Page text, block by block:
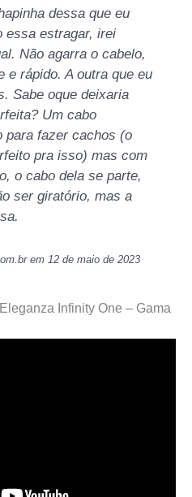
dessa que eu
essa estragar, irei
Não agarra o cabelo,
e rápido. A outra que eu
Sabe oque deixaria
Um cabo
para fazer cachos (o
pra isso) mas com
o cabo dela se parte,
ser giratório, mas a
em 12 de maio de 2023
Infinity One – Gama